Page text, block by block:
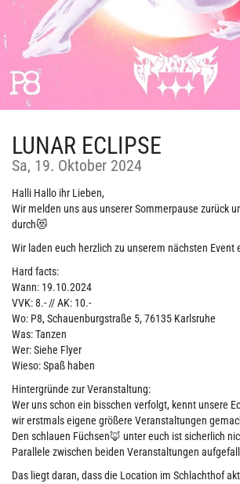
LUNAR ECLIPSE
Sa, 19. Oktober 2024
Halli Hallo ihr Lieben,
Wir melden uns aus unserer Sommerpause zurück
durch😻
Wir laden euch herzlich zu unserem nächsten Event
Hard facts:
Wann: 19.10.2024
VVK: 8.- // AK: 10.-
Wo: P8, Schauenburgstraße 5, 76135 Karlsruhe
Was: Tanzen
Wer: Siehe Flyer
Wieso: Spaß haben
Hintergründe zur Veranstaltung:
Wer uns schon ein bisschen verfolgt, kennt unsere
wir erstmals eigene größere Veranstaltungen
Den schlauen Füchsen🦊 unter euch ist sicherlich
Parallele zwischen beiden Veranstaltungen
Das liegt daran, dass die Location im Schlachthof